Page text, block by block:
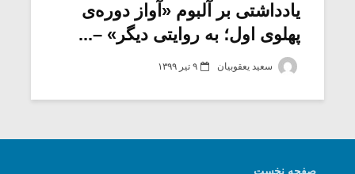
یادداشتی بر آلبوم «آواز دوره‌ی
پهلوی اول؛ به روایتی دیگر» –...
سعید یعقوبیان ۹ تیر ۱۳۹۹
صفحه نخست